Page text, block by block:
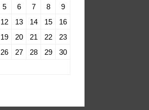
5 6 7 8
9
12 13 14 15
16
19 20 21 22
23
26 27 28 29
30